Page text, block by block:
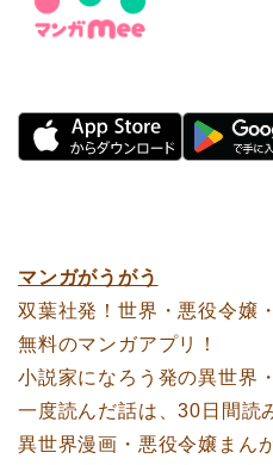
マンガがうがう
双葉社発！世界・悪役令嬢
無料のマンガアプリ！
小説家になろう発の異世界
一度読んだ話は、30日間読
異世界漫画・悪役令嬢まん